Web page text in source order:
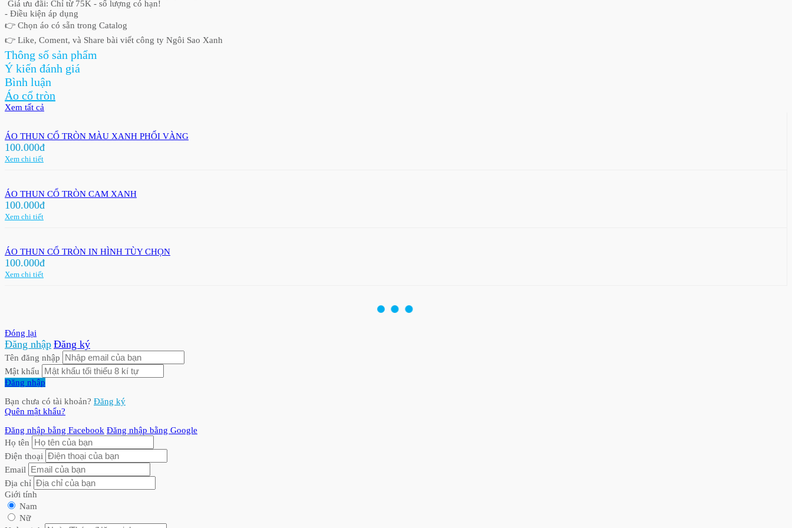
Giá ưu đãi: Chỉ từ 75K - số lượng có hạn!
- Điều kiện áp dụng
👉 Chọn áo có sẵn trong Catalog
👉 Like, Coment, và Share bài viết công ty Ngôi Sao Xanh
Thông số sản phẩm
Ý kiến đánh giá
Bình luận
Áo cổ tròn
Xem tất cả
ÁO THUN CỔ TRÒN MÀU XANH PHỐI VÀNG
100.000đ
Xem chi tiết
ÁO THUN CỔ TRÒN CAM XANH
100.000đ
Xem chi tiết
ÁO THUN CỔ TRÒN IN HÌNH TÙY CHỌN
100.000đ
Xem chi tiết
Đóng lại
Đăng nhập Đăng ký
Tên đăng nhập
Mật khẩu
Đăng nhập
Bạn chưa có tài khoản? Đăng ký
Quên mật khẩu?
Đăng nhập bằng Facebook Đăng nhập bằng Google
Họ tên
Điện thoại
Email
Địa chỉ
Giới tính
Nam
Nữ